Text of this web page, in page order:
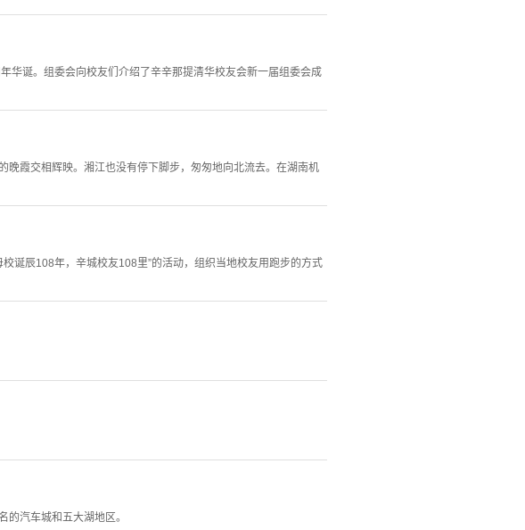
华诞。组委会向校友们介绍了辛辛那提清华校友会新一届组委会成
霞交相辉映。湘江也没有停下脚步，匆匆地向北流去。在湖南机
诞辰108年，辛城校友108里”的活动，组织当地校友用跑步的方式
汽车城和五大湖地区。